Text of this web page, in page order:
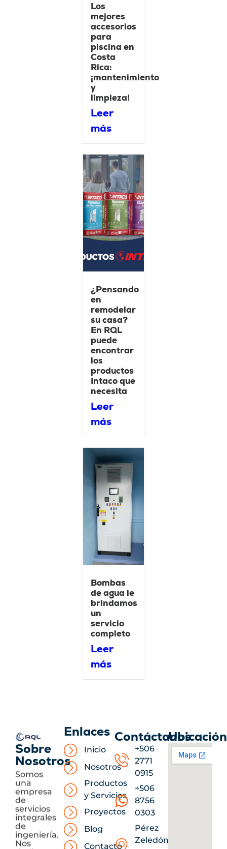
Los
mejores
accesorios
para
piscina en
Costa
Rica:
¡mantenimiento
y
limpieza!
Leer
más
¿Pensando
en
remodelar
su casa?
En RQL
puede
encontrar
los
productos
Intaco que
necesita
Leer
más
Bombas
de agua le
brindamos
un
servicio
completo
Leer
más
Sobre
Nosotros
Somos
una
empresa
de
servicios
integrales
de
ingeniería.
Nos
Enlaces
Inicio
Nosotros
Productos
y Servicios
Proyectos
Blog
Contacto
Contáctanos
+506
2771
0915
+506
8756
0303
Pérez
Zeledón,
Ubicación